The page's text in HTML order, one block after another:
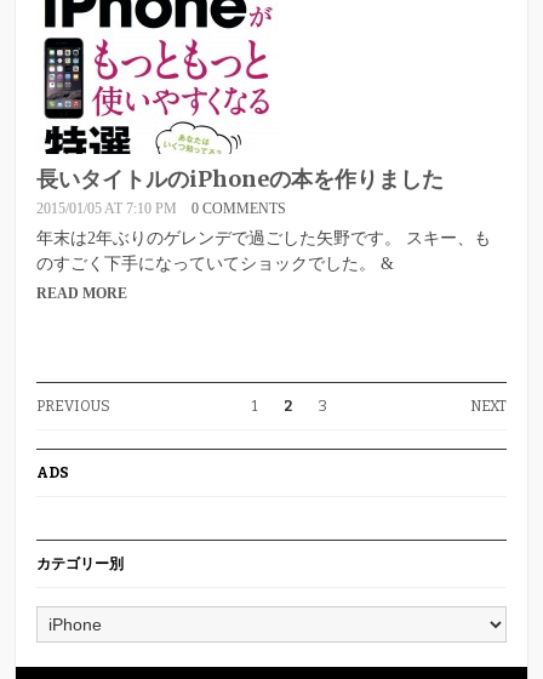
長いタイトルのiPhoneの本を作りました
2015/01/05 AT 7:10 PM 0 COMMENTS
年末は2年ぶりのゲレンデで過ごした矢野です。 スキー、も
のすごく下手になっていてショックでした。 &
READ MORE
PREVIOUS 1 2 3 NEXT
ADS
カテゴリー別
カ
テ
ゴ